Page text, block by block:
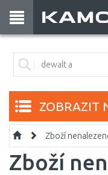
ZOBRAZIT
Zboží
Zboží